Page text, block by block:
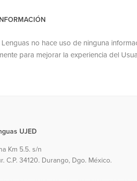
no hace uso de ninguna
para mejorar la experiencia del
UJED
Km 5.5. s/n
C.P. 34120. Durango, Dgo. México.